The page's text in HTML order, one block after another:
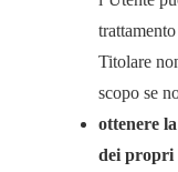
Titolare
scopo se
ottenere
dei propri